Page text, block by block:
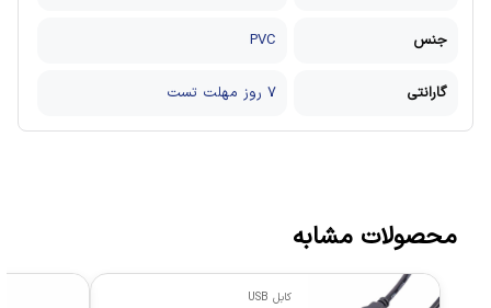
جنس PVC
گارانتی 7 روز مهلت تست
محصولات مشابه
کابل USB